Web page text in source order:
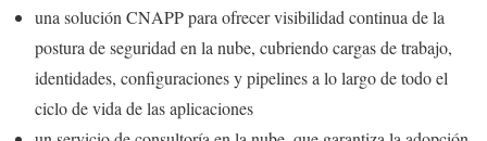
una solución CNAPP para ofrecer visibilidad continua de la
postura de seguridad en la nube, cubriendo cargas de trabajo,
identidades, configuraciones y pipelines a lo largo de todo el
ciclo de vida de las aplicaciones